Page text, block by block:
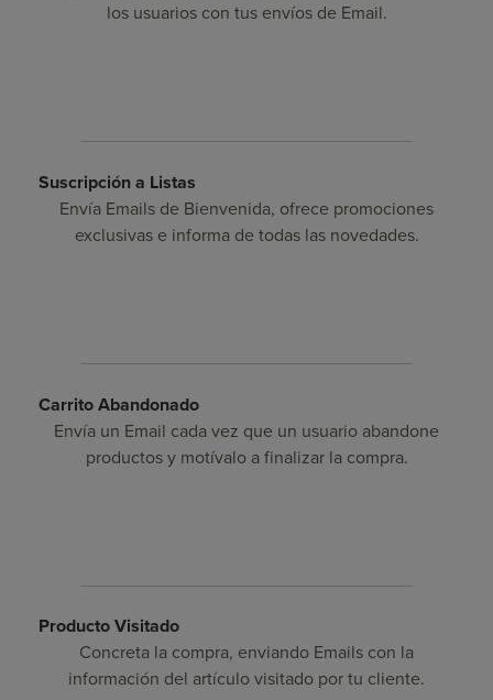
los usuarios con tus envíos de Email.
Suscripción a Listas
Envía Emails de Bienvenida, ofrece promociones
exclusivas e informa de todas las novedades.
Carrito Abandonado
Envía un Email cada vez que un usuario abandone
productos y motívalo a finalizar la compra.
Producto Visitado
Concreta la compra, enviando Emails con la
información del artículo visitado por tu cliente.